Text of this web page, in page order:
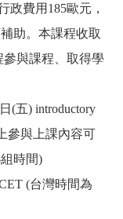
政費用185歐元，
助。本課程收取
參與課程、取得學
(五) introductory
參與上課內容可
時間)
(台灣時間為